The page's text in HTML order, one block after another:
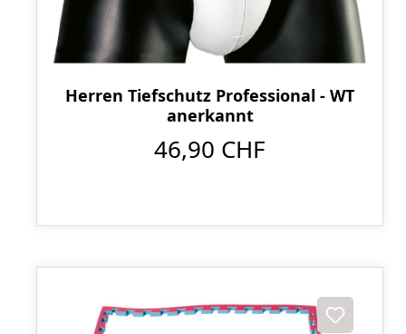
Herren Tiefschutz Professional - WT
anerkannt
46,90 CHF